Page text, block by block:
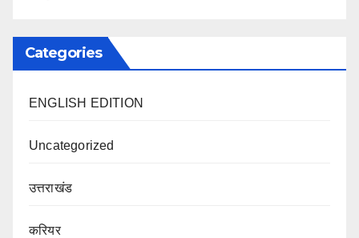
Categories
ENGLISH EDITION
Uncategorized
उत्तराखंड
करियर